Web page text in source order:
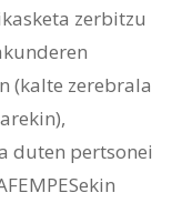
zerbitzu
(kalte zerebrala
duten pertsonei